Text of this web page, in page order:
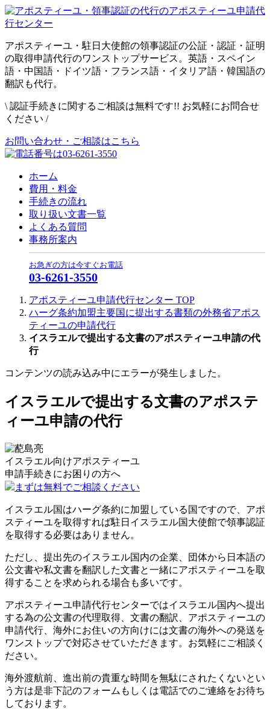
アポスティーユ・駐日大使館の領事認証の公証・認証・証明
の取得申請代行のワンストップサービス。英語・スペイン
語・中国語・ドイツ語・フランス語・イタリア語・韓国語の
翻訳も代行。
\ 認証手続きに関するご相談は無料です!! お気軽にお問合せ
ください /
お問い合わせ・ご相談はこちら
ホーム
費用・料金
手続きの流れ
取り扱い文書一覧
よくある質問
事務所案内
お急ぎの方は今すぐお電話
03-6261-3550
アポスティーユ申請代行センター TOP
ハーグ条約加盟主要国に提出する書類の外務省アポス
ティーユの申請代行
イスラエルで提出する文書のアポスティーユ申請の代
行
コンテンツの読み込み中にエラーが発生しました。
イスラエルで提出する文書のアポステ
ィーユ申請の代行
イスラエル向けアポスティーユ
申請手続きにお困りの方へ
まずは無料でご相談ください
イスラエル国はハーグ条約に加盟している国ですので、アポ
スティーユを取得すれば駐日イスラエル国大使館で領事認証
を取得する必要はありません。
ただし、提出先のイスラエル国内の企業、団体から日本語の
公文書や私文書を翻訳した文書と一緒にアポスティーユを取
得することを求められる場合も多いです。
アポスティーユ申請代行センターではイスラエル国内へ提出
する為の公文書の代理取得、文書の翻訳、アポスティーユの
申請代行、海外にお住いの方向けには文書の海外への発送を
ワンストップで対応させていただきます。お気軽にご相談く
ださい。
海外渡航前、進出前の貴重な時間を無駄にされたくないとい
う方は是非下記のフォームもしくは電話でのご連絡をお待ち
しております。